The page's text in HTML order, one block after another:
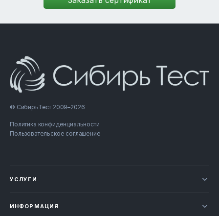
© СибирьТест 2009–2026
Политика конфиденциальности
Пользовательское соглашение
УСЛУГИ
ИНФОРМАЦИЯ